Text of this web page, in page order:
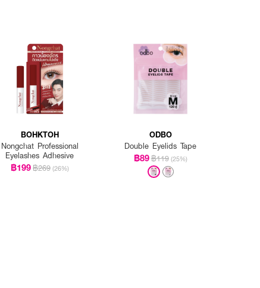
BOHKTOH
Nongchat Professional
Eyelashes Adhesive
฿199฿269 (26%)
ODBO
Double Eyelids Tape
฿89฿119 (25%)